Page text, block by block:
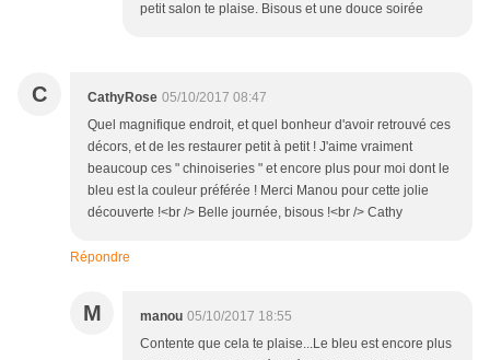
petit salon te plaise. Bisous et une douce soirée
C CathyRose 05/10/2017 08:47
Quel magnifique endroit, et quel bonheur d'avoir retrouvé ces
décors, et de les restaurer petit à petit ! J'aime vraiment
beaucoup ces " chinoiseries " et encore plus pour moi dont le
bleu est la couleur préférée ! Merci Manou pour cette jolie
découverte !<br /> Belle journée, bisous !<br /> Cathy
Répondre
M manou 05/10/2017 18:55
Contente que cela te plaise...Le bleu est encore plus